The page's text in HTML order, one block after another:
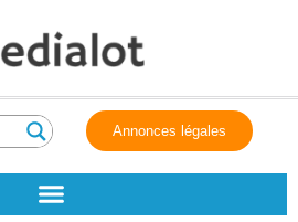
Annonces légales